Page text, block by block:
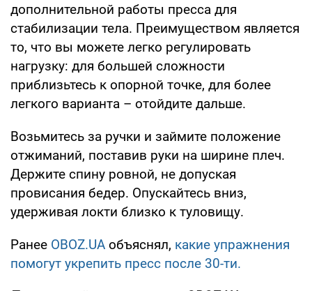
дополнительной работы пресса для
стабилизации тела. Преимуществом является
то, что вы можете легко регулировать
нагрузку: для большей сложности
приблизьтесь к опорной точке, для более
легкого варианта – отойдите дальше.
Возьмитесь за ручки и займите положение
отжиманий, поставив руки на ширине плеч.
Держите спину ровной, не допуская
провисания бедер. Опускайтесь вниз,
удерживая локти близко к туловищу.
Ранее OBOZ.UA объяснял, какие упражнения
помогут укрепить пресс после 30-ти.